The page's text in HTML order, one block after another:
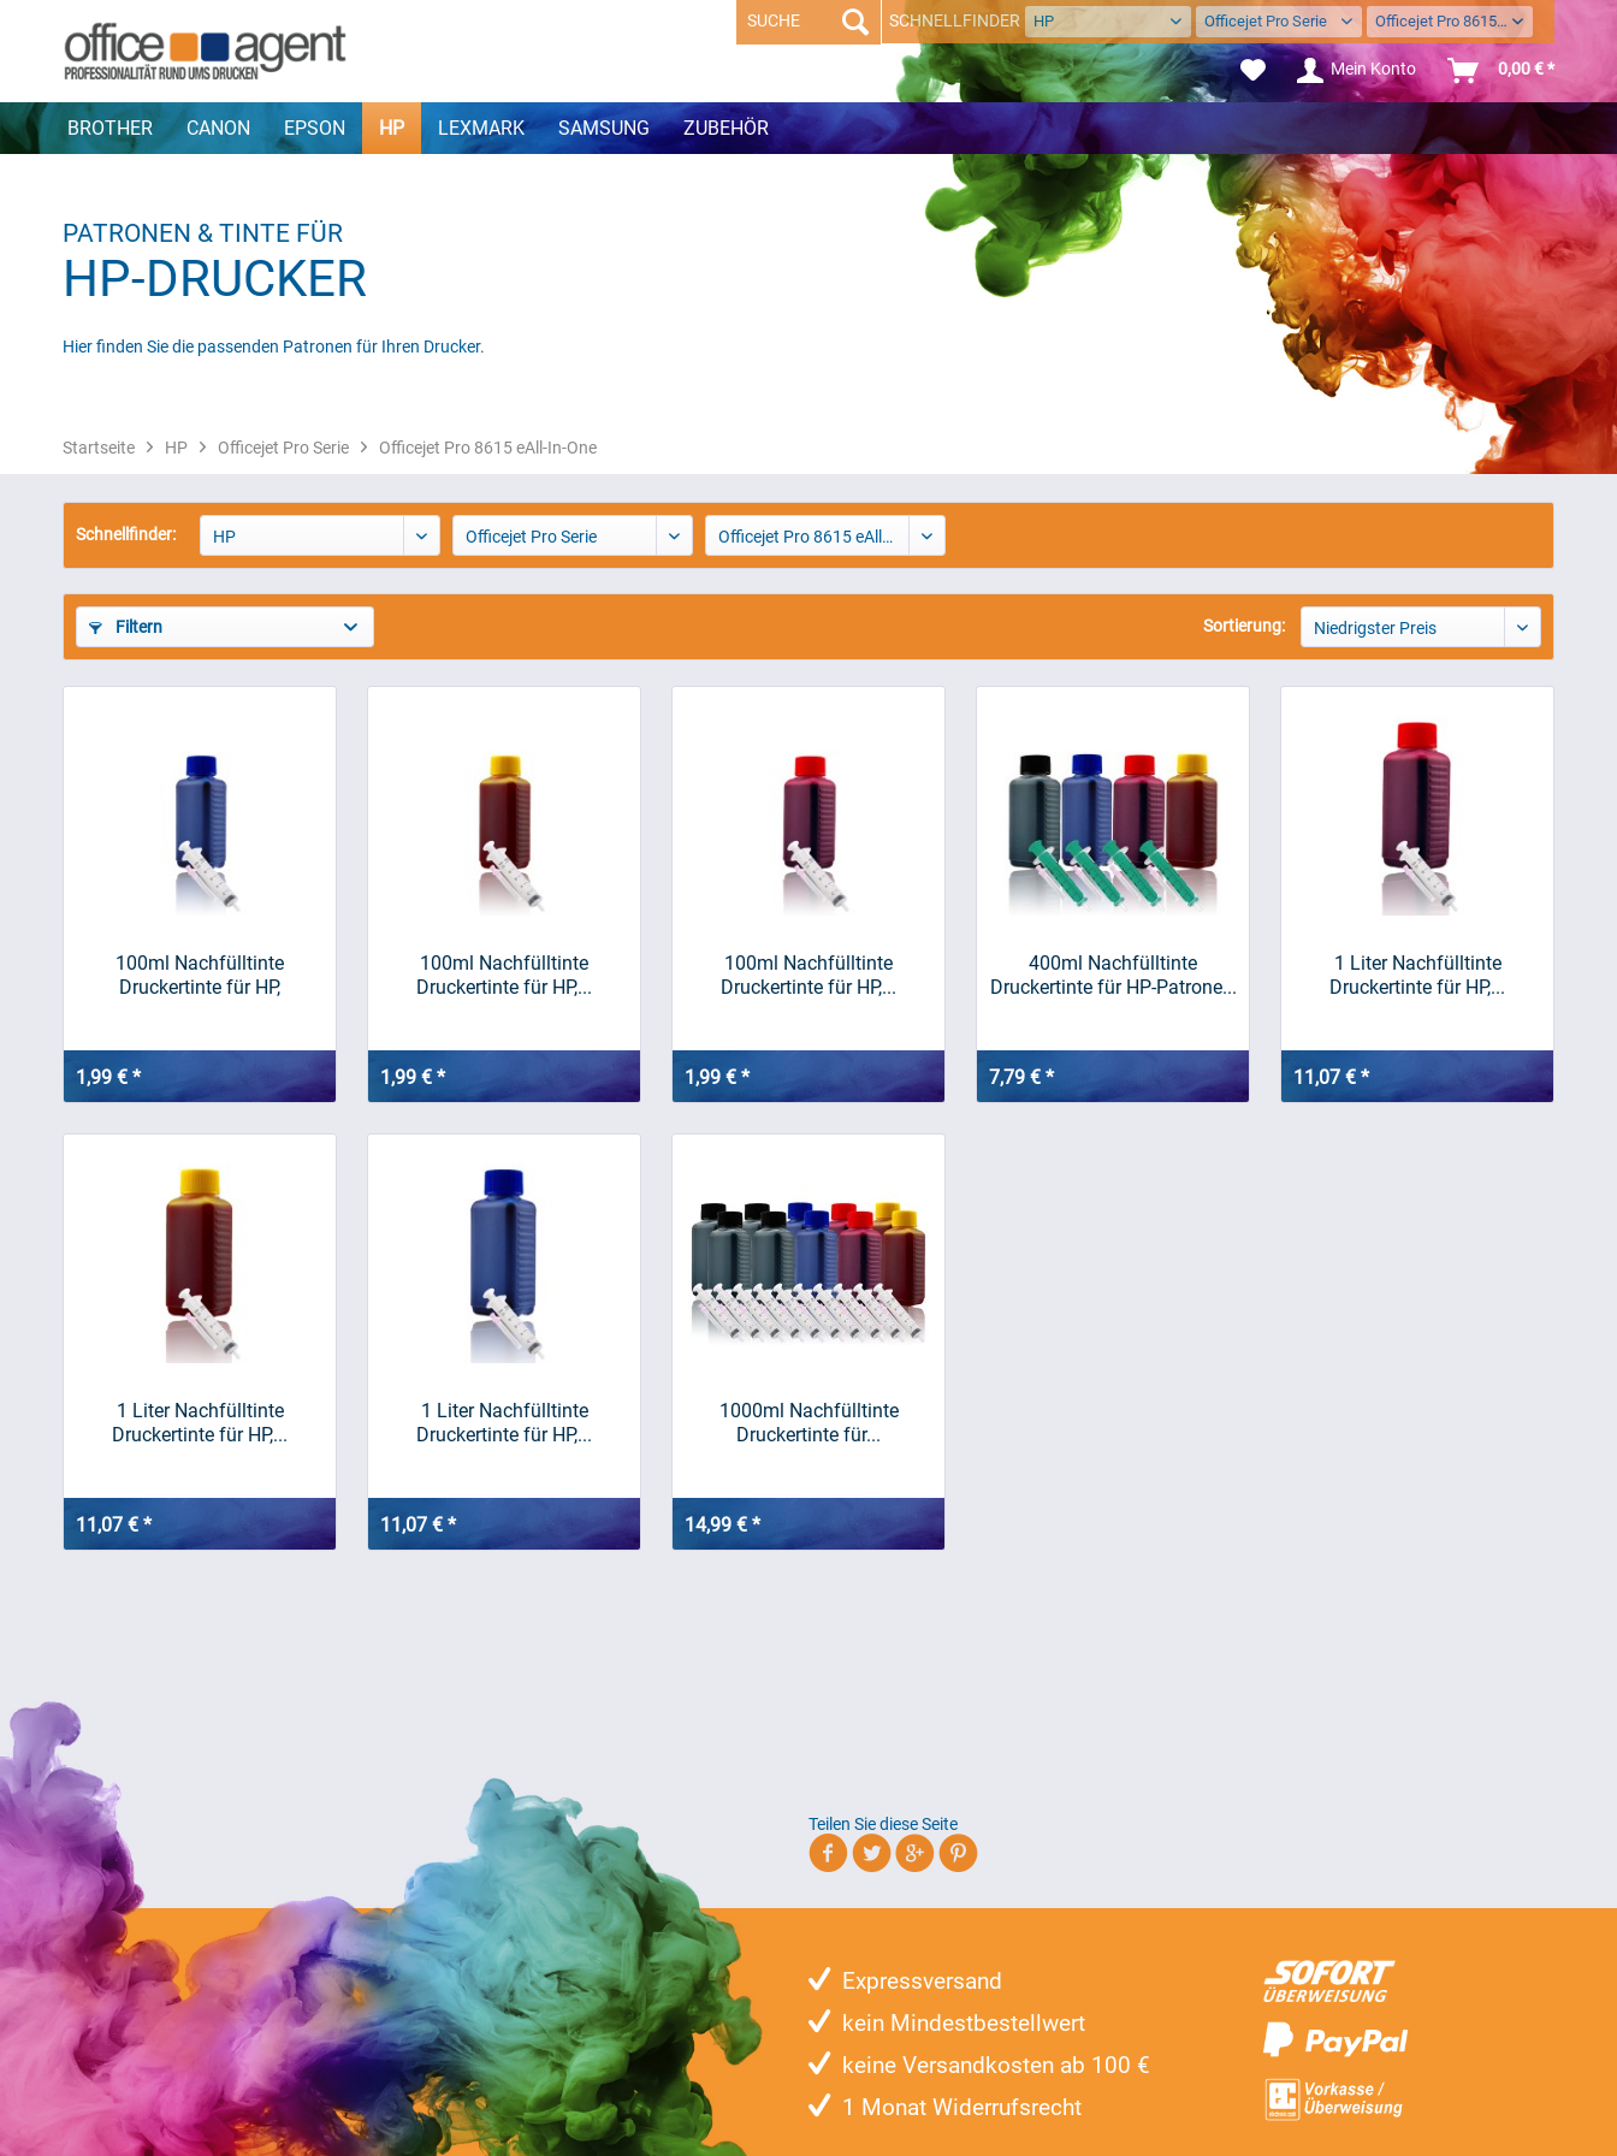
SCHNELLFINDER HP Officejet Pro Serie Officejet Pro 8615 eAll-In-One
Mein Konto 0,00 € *
BROTHER CANON EPSON HP LEXMARK SAMSUNG ZUBEHÖR
PATRONEN & TINTE FÜR
HP-DRUCKER
Hier finden Sie die passenden Patronen für Ihren Drucker.
Startseite HP Officejet Pro Serie Officejet Pro 8615 eAll-In-One
Schnellfinder: HP Officejet Pro Serie Officejet Pro 8615 eAll-In-One
Filtern Sortierung: Niedrigster Preis
100ml Nachfülltinte
Druckertinte für HP,
1,99 € *
100ml Nachfülltinte
Druckertinte für HP,...
1,99 € *
100ml Nachfülltinte
Druckertinte für HP,...
1,99 € *
400ml Nachfülltinte
Druckertinte für HP-Patrone...
7,79 € *
1 Liter Nachfülltinte
Druckertinte für HP,...
11,07 € *
1 Liter Nachfülltinte
Druckertinte für HP,...
11,07 € *
1 Liter Nachfülltinte
Druckertinte für HP,...
11,07 € *
1000ml Nachfülltinte
Druckertinte für...
14,99 € *
Teilen Sie diese Seite
Expressversand
kein Mindestbestellwert
keine Versandkosten ab 100 €
1 Monat Widerrufsrecht